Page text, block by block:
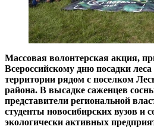
Массовая волонтерская акция,
Всероссийскому дню посадки
территории рядом с поселком
района. В высадке саженцев
представители региональной
студенты новосибирских вузов и
экологически активных